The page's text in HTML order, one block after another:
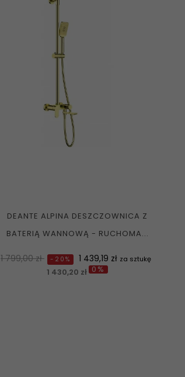
DEANTE ALPINA DESZCZOWNICA Z
BATERIĄ WANNOWĄ - RUCHOMA...
Normalna
1 799,00 zł -20% Cena
1 439,19 zł za sztukę
1 430,20 zł 0%